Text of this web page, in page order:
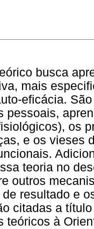
busca
mais
eficácia.
pessoais,
os
e os vieses
teoria no
outros
resultado e
citadas a
teóricos à